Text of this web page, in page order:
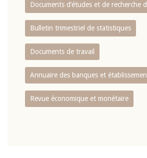
Documents d’études et de recherche
Bulletin trimestriel de statistiques
Documents de travail
Annuaire des banques et
Revue économique et monétaire